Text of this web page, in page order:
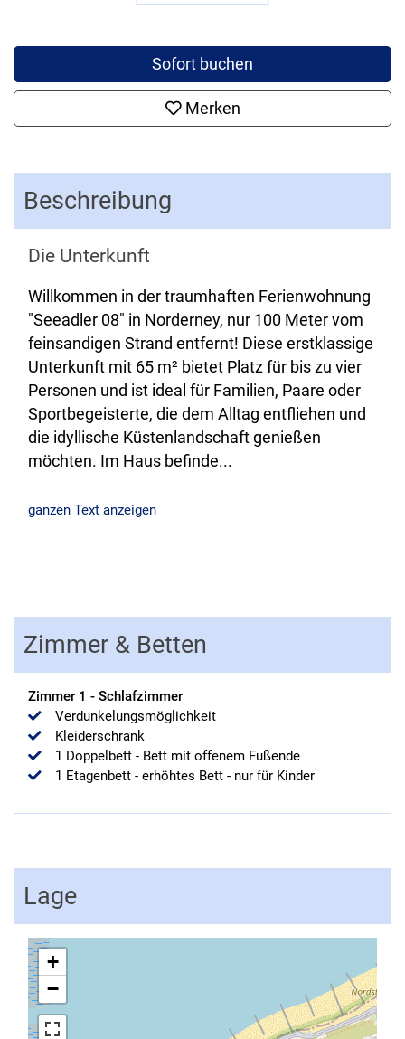
Sofort buchen
Merken
Beschreibung
Die Unterkunft
Willkommen in der traumhaften Ferienwohnung
"Seeadler 08" in Norderney, nur 100 Meter vom
feinsandigen Strand entfernt! Diese erstklassige
Unterkunft mit 65 m² bietet Platz für bis zu vier
Personen und ist ideal für Familien, Paare oder
Sportbegeisterte, die dem Alltag entfliehen und
die idyllische Küstenlandschaft genießen
möchten. Im Haus befinde...
ganzen Text anzeigen
Zimmer & Betten
Zimmer 1 - Schlafzimmer
Verdunkelungsmöglichkeit
Kleiderschrank
1 Doppelbett - Bett mit offenem Fußende
1 Etagenbett - erhöhtes Bett - nur für Kinder
Lage
+
−